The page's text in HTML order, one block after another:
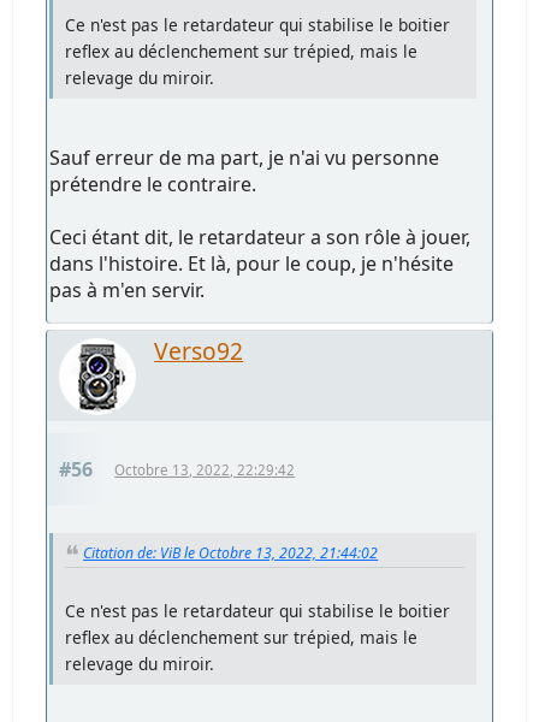
Ce n'est pas le retardateur qui stabilise le boitier
reflex au déclenchement sur trépied, mais le
relevage du miroir.
Sauf erreur de ma part, je n'ai vu personne
prétendre le contraire.
Ceci étant dit, le retardateur a son rôle à jouer,
dans l'histoire. Et là, pour le coup, je n'hésite
pas à m'en servir.
Verso92
#56 Octobre 13, 2022, 22:29:42
Citation de: ViB le Octobre 13, 2022, 21:44:02
Ce n'est pas le retardateur qui stabilise le boitier
reflex au déclenchement sur trépied, mais le
relevage du miroir.